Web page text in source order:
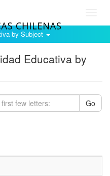
by Subject
Educativa by
Go